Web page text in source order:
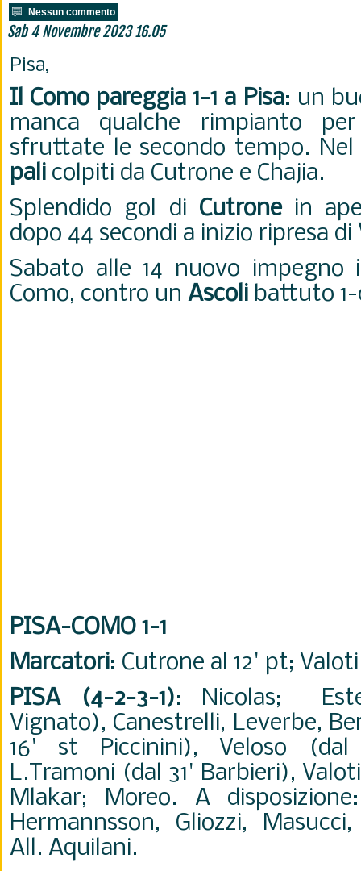
Nessun commento
Sab 4 Novembre 2023 16.05
Pisa,
Il Como pareggia 1-1 a Pisa: un
manca qualche rimpianto
sfruttate le secondo tempo. Nel
pali colpiti da Cutrone e Chajia.
Splendido gol di Cutronein
dopo 44 secondi a inizio ripresa di
Sabato alle 14 nuovo
Como, contro un Ascoli battuto 1-
PISA-COMO 1-1
Marcatori: Cutrone al 12' pt;
PISA (4-2-3-1): Nicolas;
Vignato), Canestrelli, Leverbe,
16' st Piccinini), Veloso
L.Tramoni (dal 31' Barbieri),
Mlakar; Moreo. A
Hermannsson, Gliozzi,
All. Aquilani.